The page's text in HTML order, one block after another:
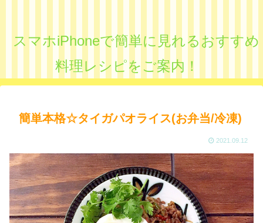
スマホiPhoneで簡単に見れるおすすめ
料理レシピをご案内！
簡単本格☆タイガパオライス(お弁当/冷凍)
2021.09.12